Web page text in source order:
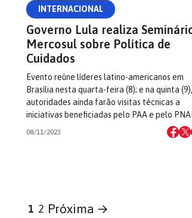
INTERNACIONAL
Governo Lula realiza
Mercosul sobre Política de
Cuidados
Evento reúne líderes latino-americanos em
Brasília nesta quarta-feira (8); e na quinta
autoridades ainda farão visitas técnicas a
iniciativas beneficiadas pelo PAA e pelo
08/11/2023
1 2 Próxima →